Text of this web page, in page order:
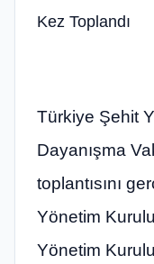
Kez Toplandı
Türkiye Şehit
Dayanışma
toplantısını
Yönetim
Yönetim